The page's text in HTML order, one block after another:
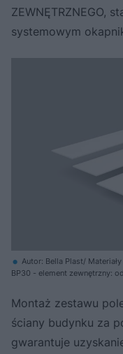
ZEWNĘTRZNEGO,
systemowym
Autor: Bella Plast/
BP30 - element zewnętrzny:
Montaż zestawu
ściany budynku za
gwarantuje